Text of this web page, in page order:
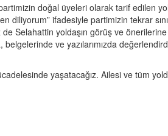
doğal üyeleri olarak tarif edilen
diliyorum” ifadesiyle partimizin tekrar
de Selahattin yoldaşın görüş ve
ve yazılarımızda
yaşatacağız. Ailesi ve tüm